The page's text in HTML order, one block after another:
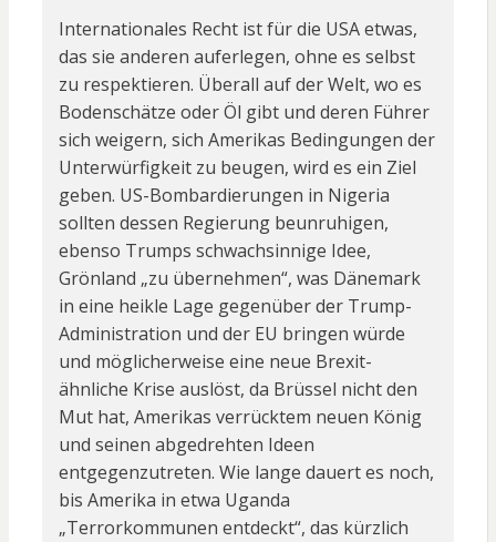
Internationales Recht ist für die USA etwas,
das sie anderen auferlegen, ohne es selbst
zu respektieren. Überall auf der Welt, wo es
Bodenschätze oder Öl gibt und deren Führer
sich weigern, sich Amerikas Bedingungen der
Unterwürfigkeit zu beugen, wird es ein Ziel
geben. US-Bombardierungen in Nigeria
sollten dessen Regierung beunruhigen,
ebenso Trumps schwachsinnige Idee,
Grönland „zu übernehmen“, was Dänemark
in eine heikle Lage gegenüber der Trump-
Administration und der EU bringen würde
und möglicherweise eine neue Brexit-
ähnliche Krise auslöst, da Brüssel nicht den
Mut hat, Amerikas verrücktem neuen König
und seinen abgedrehten Ideen
entgegenzutreten. Wie lange dauert es noch,
bis Amerika in etwa Uganda
„Terrorkommunen entdeckt“, das kürzlich